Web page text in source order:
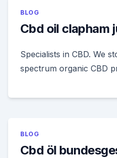
BLOG
Cbd oil clapham
Specialists in CBD. We
spectrum organic CBD
BLOG
Cbd öl